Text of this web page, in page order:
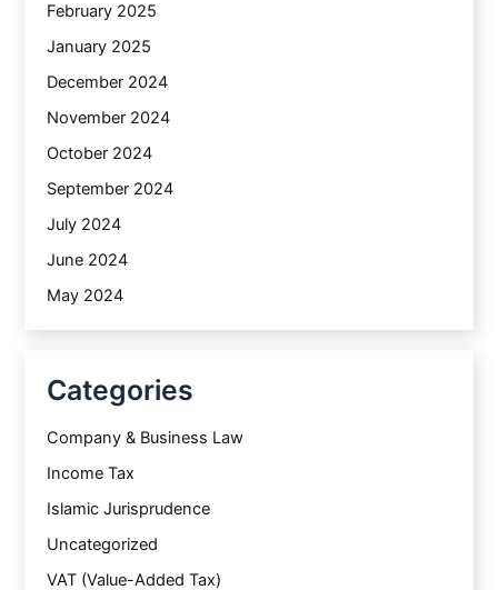
February 2025
January 2025
December 2024
November 2024
October 2024
September 2024
July 2024
June 2024
May 2024
Categories
Company & Business Law
Income Tax
Islamic Jurisprudence
Uncategorized
VAT (Value-Added Tax)